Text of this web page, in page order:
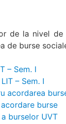
de la nivel de
de burse
– Sem. I
– Sem. I
acordarea
burse
burselor UVT